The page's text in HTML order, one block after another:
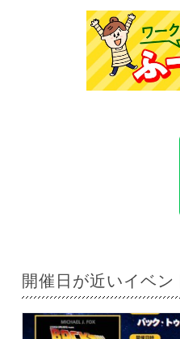
開催日が近いイベン